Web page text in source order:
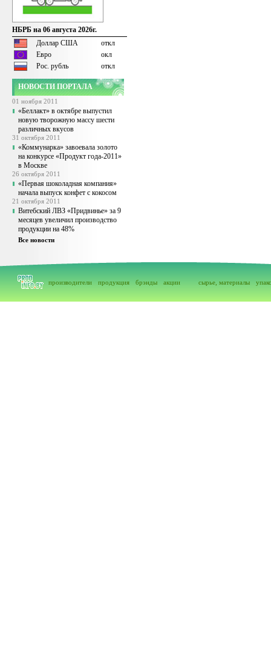
НБРБ на 06 августа 2026г.
Доллар США
откл
Евро
окл
Рос. рубль
откл
НОВОСТИ ПОРТАЛА
01 ноября 2011
«Беллакт» в октябре выпустил
новую творожную массу шести
различных вкусов
31 октября 2011
«Коммунарка» завоевала золото
на конкурсе «Продукт года-2011»
в Москве
26 октября 2011
«Первая шоколадная компания»
начала выпуск конфет с кокосом
21 октября 2011
Витебский ЛВЗ «Придвинье» за 9
месяцев увеличил производство
продукции на 48%
Все новости
производители продукция брэнды акции сырье, материалы